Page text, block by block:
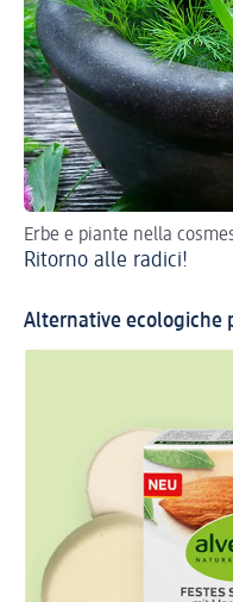
Erbe e piante nella
Ritorno alle radici!
Alternative ecologiche